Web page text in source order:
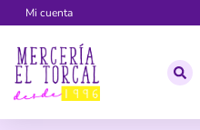
Mi cuenta